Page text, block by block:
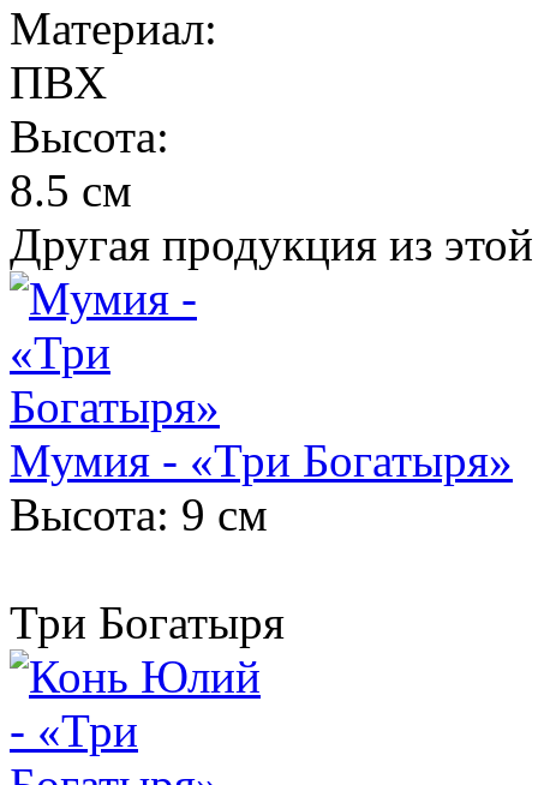
Материал:
ПВХ
Высота:
8.5 см
Другая продукция из
Мумия - «Три Богатыря»
Высота: 9 см
Три Богатыря